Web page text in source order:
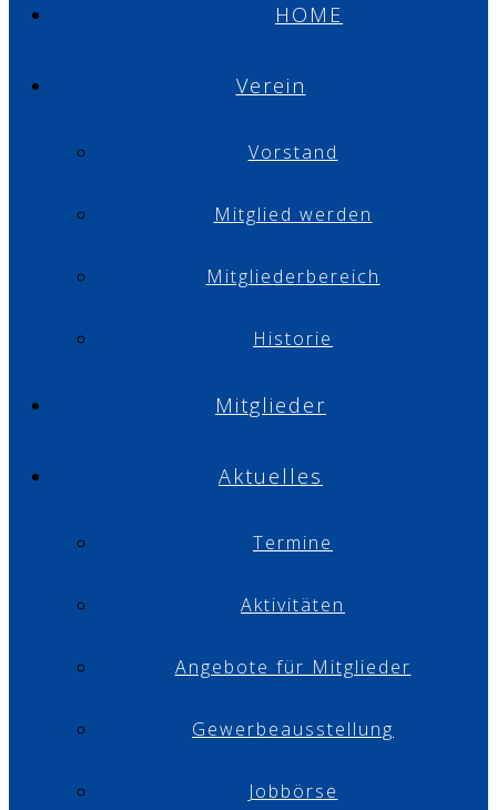
HOME
Verein
Vorstand
Mitglied werden
Mitgliederbereich
Historie
Mitglieder
Aktuelles
Termine
Aktivitäten
Angebote für Mitglieder
Gewerbeausstellung
Jobbörse